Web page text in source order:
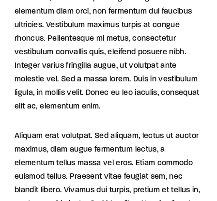
elementum diam orci, non fermentum dui faucibus
ultricies. Vestibulum maximus turpis at congue
rhoncus. Pellentesque mi metus, consectetur
vestibulum convallis quis, eleifend posuere nibh.
Integer varius fringilla augue, ut volutpat ante
molestie vel. Sed a massa lorem. Duis in vestibulum
ligula, in mollis velit. Donec eu leo iaculis, consequat
elit ac, elementum enim.
Aliquam erat volutpat. Sed aliquam, lectus ut auctor
maximus, diam augue fermentum lectus, a
elementum tellus massa vel eros. Etiam commodo
euismod tellus. Praesent vitae feugiat sem, nec
blandit libero. Vivamus dui turpis, pretium et tellus in,